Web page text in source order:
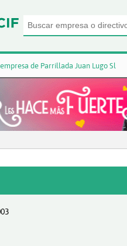
de Parrillada Juan Lugo Sl